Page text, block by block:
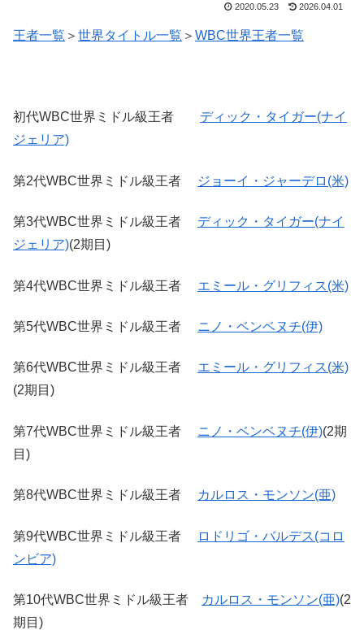
2020.05.23 2026.04.01
王者一覧 ＞ 世界タイトル一覧 ＞ WBC世界王者一覧
初代WBC世界ミドル級王者 ディック・タイガー(ナイ
ジェリア)
第2代WBC世界ミドル級王者 ジョーイ・ジャーデロ(米)
第3代WBC世界ミドル級王者 ディック・タイガー(ナイ
ジェリア)(2期目)
第4代WBC世界ミドル級王者 エミール・グリフィス(米)
第5代WBC世界ミドル級王者 ニノ・ベンベヌチ(伊)
第6代WBC世界ミドル級王者 エミール・グリフィス(米)
(2期目)
第7代WBC世界ミドル級王者 ニノ・ベンベヌチ(伊)(2期
目)
第8代WBC世界ミドル級王者 カルロス・モンソン(亜)
第9代WBC世界ミドル級王者
ロドリゴ・バルデス(コロ
ンビア)
第10代WBC世界ミドル級王者 カルロス・モンソン(亜)(2
期目)